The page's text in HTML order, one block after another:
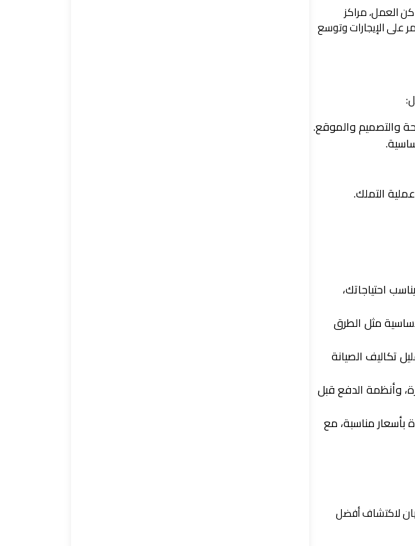
العمل، مراكز
على الإيجارات وتوسع
والتصميم والموقع.
التملك.
احتياجاتك،
مثل الطرق
تكاليف الصيانة
وأنظمة الدفع قبل
مناسبة، مع
لاكتشاف أفضل